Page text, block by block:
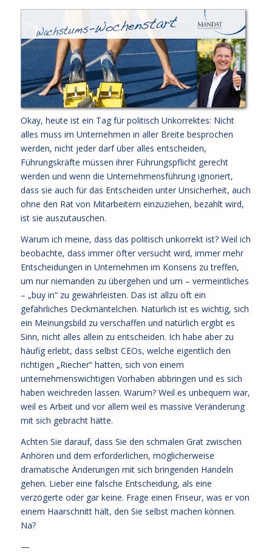
Okay, heute ist ein Tag für politisch Unkorrektes: Nicht
alles muss im Unternehmen in aller Breite besprochen
werden, nicht jeder darf über alles entscheiden,
Führungskräfte müssen ihrer Führungspflicht gerecht
werden und wenn die Unternehmensführung ignoriert,
dass sie auch für das Entscheiden unter Unsicherheit, auch
ohne den Rat von Mitarbeitern einzuziehen, bezahlt wird,
ist sie auszutauschen.
Warum ich meine, dass das politisch unkorrekt ist? Weil ich
beobachte, dass immer öfter versucht wird, immer mehr
Entscheidungen in Unternehmen im Konsens zu treffen,
um nur niemanden zu übergehen und um – vermeintliches
– „buy in“ zu gewährleisten. Das ist allzu oft ein
gefährliches Deckmäntelchen. Natürlich ist es wichtig, sich
ein Meinungsbild zu verschaffen und natürlich ergibt es
Sinn, nicht alles allein zu entscheiden. Ich habe aber zu
häufig erlebt, dass selbst CEOs, welche eigentlich den
richtigen „Riecher“ hatten, sich von einem
unternehmenswichtigen Vorhaben abbringen und es sich
haben weichreden lassen. Warum? Weil es unbequem war,
weil es Arbeit und vor allem weil es massive Veränderung
mit sich gebracht hätte.
Achten Sie darauf, dass Sie den schmalen Grat zwischen
Anhören und dem erforderlichen, möglicherweise
dramatische Änderungen mit sich bringenden Handeln
gehen. Lieber eine falsche Entscheidung, als eine
verzögerte oder gar keine. Frage einen Friseur, was er von
einem Haarschnitt hält, den Sie selbst machen können.
Na?
—